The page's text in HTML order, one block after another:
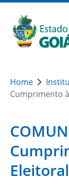
Home
Cumprimento
Eleitoral